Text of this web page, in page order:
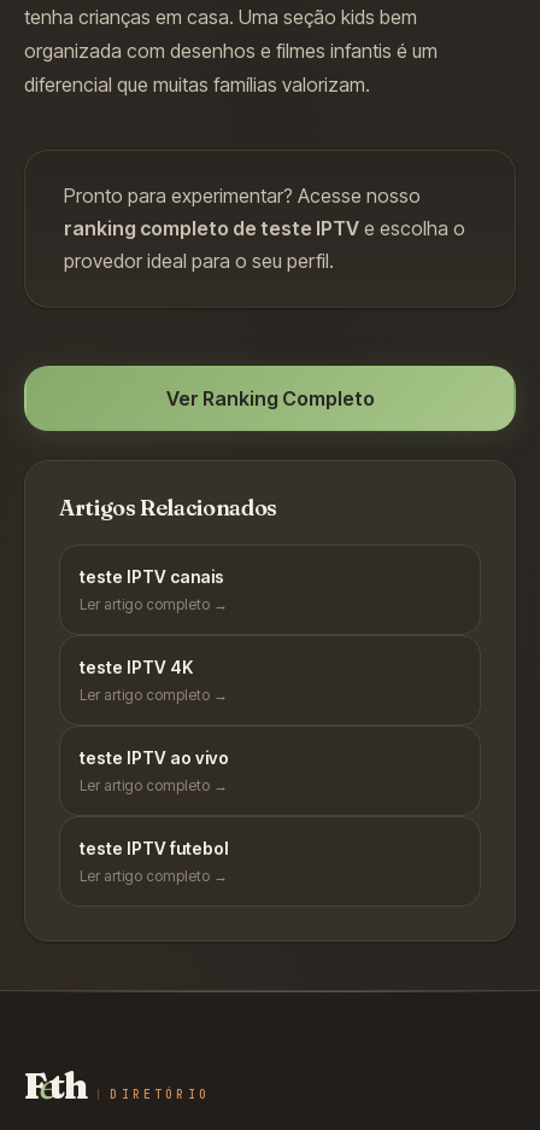
tenha crianças em casa. Uma seção kids bem
organizada com desenhos e filmes infantis é um
diferencial que muitas famílias valorizam.
Pronto para experimentar? Acesse nosso
ranking completo de teste IPTV e escolha o
provedor ideal para o seu perfil.
Ver Ranking Completo
Artigos Relacionados
teste IPTV canais
Ler artigo completo →
teste IPTV 4K
Ler artigo completo →
teste IPTV ao vivo
Ler artigo completo →
teste IPTV futebol
Ler artigo completo →
Feth DIRETÓRIO